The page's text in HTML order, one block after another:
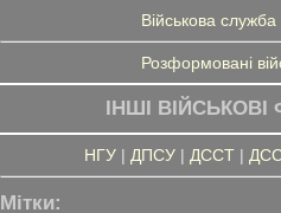
Військова
Розформовані
ІНШІ
НГУ| ДПСУ| ДССТ|
Мітки: